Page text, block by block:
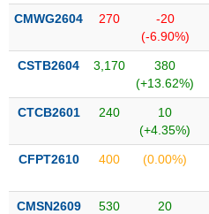
Không
ký
Danh
ETF
phiếu
CMWG2604 270
-20
(-6.90%)
CSTB2604 3,170
380
(+13.62%)
CTCB2601 240
10
(+4.35%)
CFPT2610 400 (0.00%)
CMSN2609 530
20
TƯ
XUẤT
LIỆU